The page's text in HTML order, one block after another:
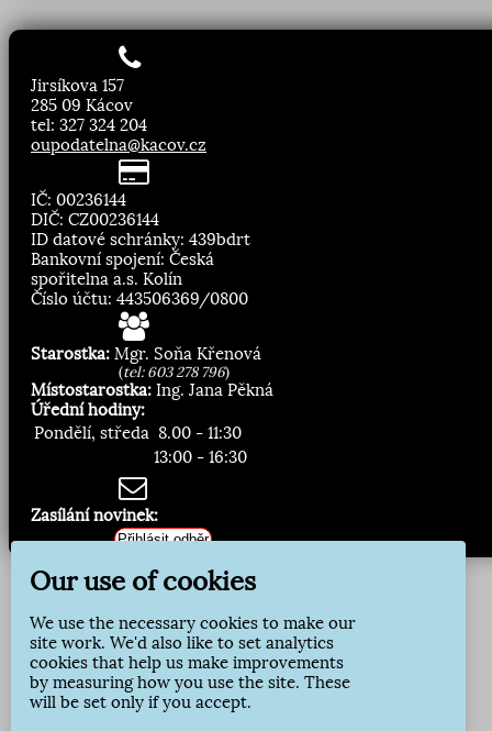
Jirsíkova 157
285 09 Kácov
tel: 327 324 204
oupodatelna@kacov.cz
IČ: 00236144
DIČ: CZ00236144
ID datové schránky: 439bdrt
Bankovní spojení: Česká
spořitelna a.s. Kolín
Číslo účtu: 443506369/0800
Starostka: Mgr. Soňa Křenová
(tel: 603 278 796)
Místostarostka: Ing. Jana Pěkná
Úřední hodiny:
Pondělí, středa 8.00 - 11:30
13:00 - 16:30
Zasílání novinek:
Přihlásit odběr
Our use of cookies
We use the necessary cookies to make our
site work. We'd also like to set analytics
cookies that help us make improvements
by measuring how you use the site. These
will be set only if you accept.